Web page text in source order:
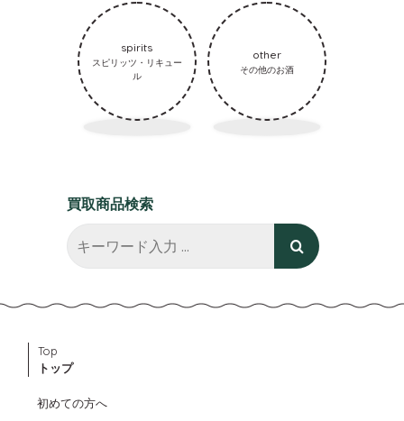
spirits
スピリッツ・リキュー
ル
other
その他のお酒
買取商品検索
Top
トップ
初めての方へ